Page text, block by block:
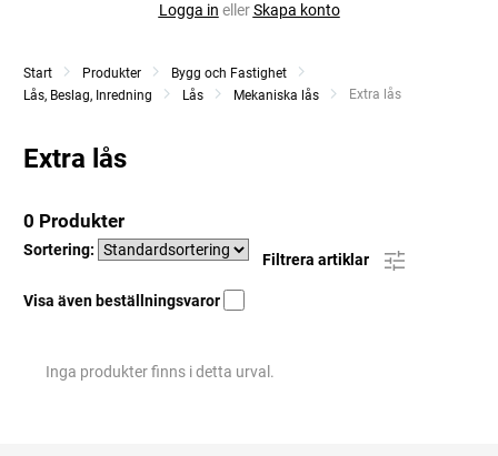
Logga in ellerSkapa konto
Start Produkter
Bygg och Fastighet
Lås, Beslag, Inredning
Lås Mekaniska lås Current:
Extra lås
Extra lås
0 Produkter
Sortering:
Filtrera artiklar
Visa även beställningsvaror
Inga produkter finns i detta urval.